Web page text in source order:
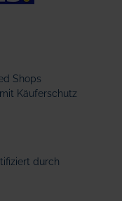
Shops
Käuferschutz
durch